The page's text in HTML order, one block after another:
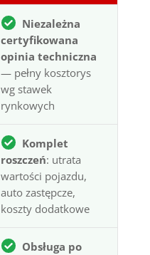
Niezależna
certyfikowana
opinia techniczna
— pełny kosztorys
wg stawek
rynkowych
Komplet
roszczeń: utrata
wartości pojazdu,
auto zastępcze,
koszty dodatkowe
Obsługa po